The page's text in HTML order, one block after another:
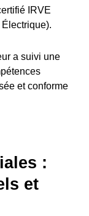
IRVE
a suivi une
et conforme
:
et